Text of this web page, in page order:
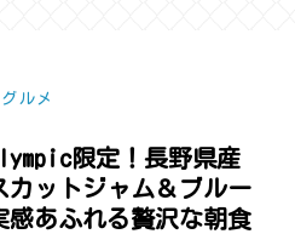
ルメ
限定！長野県産
カットジャム＆ブルー
感あふれる贅沢な朝食